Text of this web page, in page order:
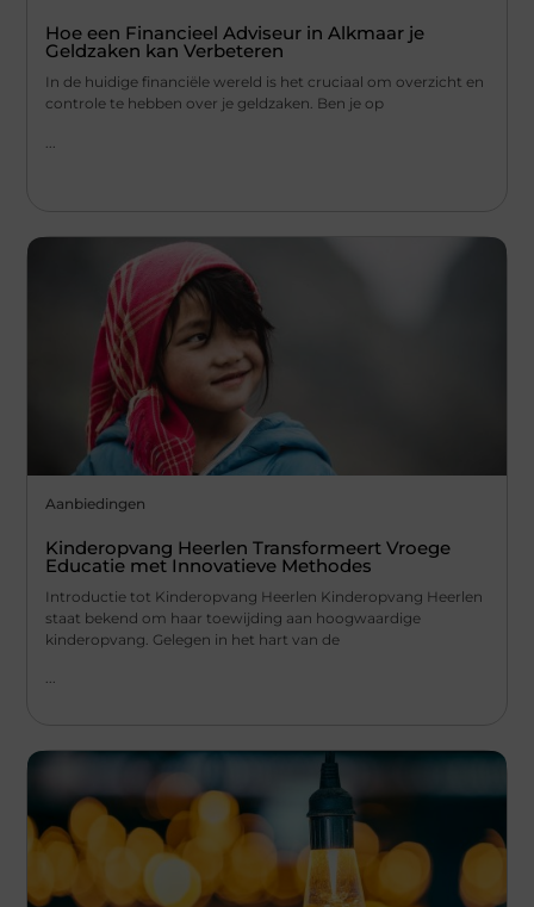
Hoe een Financieel Adviseur in Alkmaar je
Geldzaken kan Verbeteren
In de huidige financiële wereld is het cruciaal om overzicht en
controle te hebben over je geldzaken. Ben je op
Aanbiedingen
Kinderopvang Heerlen Transformeert Vroege
Educatie met Innovatieve Methodes
Introductie tot Kinderopvang Heerlen Kinderopvang Heerlen
staat bekend om haar toewijding aan hoogwaardige
kinderopvang. Gelegen in het hart van de